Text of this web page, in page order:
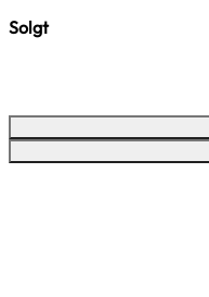
Solgt